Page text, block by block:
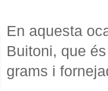
En aquesta
Buitoni, que
grams i